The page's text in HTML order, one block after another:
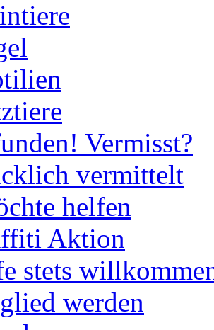
Vermisst?
vermittelt
helfen
Aktion
stets
werden